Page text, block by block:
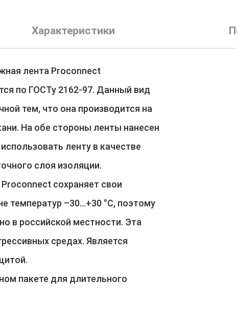
Характеристики
лента Proconnect
по ГОСТу 2162-97. Данный вид
тем, что она производится на
На обе стороны ленты нанесен
ленту в качестве
слоя изоляции.
сохраняет свои
температур –30...+30 °С, поэтому
в российской местности. Эта
средах. Является
пакете для длительного